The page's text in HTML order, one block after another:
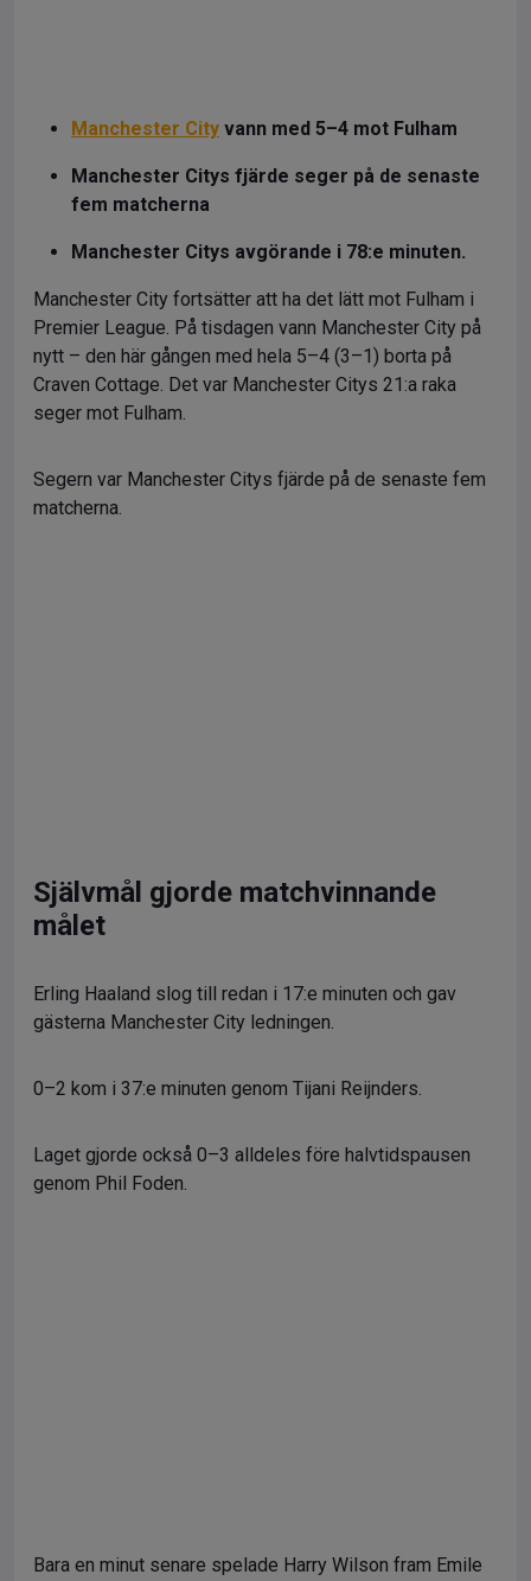
Manchester City vann med 5–4 mot Fulham
Manchester Citys fjärde seger på de senaste
fem matcherna
Manchester Citys avgörande i 78:e minuten.
Manchester City fortsätter att ha det lätt mot Fulham i
Premier League. På tisdagen vann Manchester City på
nytt – den här gången med hela 5–4 (3–1) borta på
Craven Cottage. Det var Manchester Citys 21:a raka
seger mot Fulham.
Segern var Manchester Citys fjärde på de senaste fem
matcherna.
Självmål gjorde matchvinnande
målet
Erling Haaland slog till redan i 17:e minuten och gav
gästerna Manchester City ledningen.
0–2 kom i 37:e minuten genom Tijani Reijnders.
Laget gjorde också 0–3 alldeles före halvtidspausen
genom Phil Foden.
Bara en minut senare spelade Harry Wilson fram Emile